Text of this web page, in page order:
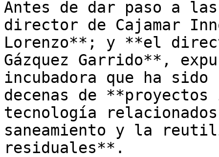
Antes de dar paso a
director de Cajamar
Lorenzo**; y **el
Gázquez Garrido**,
incubadora que ha sido
decenas de
tecnología
saneamiento y la
residuales**.